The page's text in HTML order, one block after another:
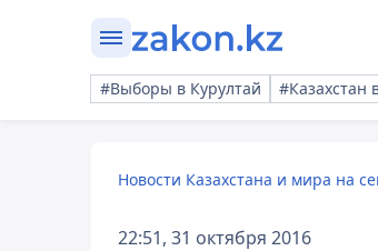
#Выборы в Курултай #Казахстан
Новости Казахстана и мира на
22:51, 31 октября 2016